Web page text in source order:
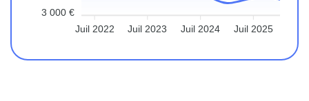
3 000 €
Juil 2022 Juil 2023 Juil 2024 Juil 2025